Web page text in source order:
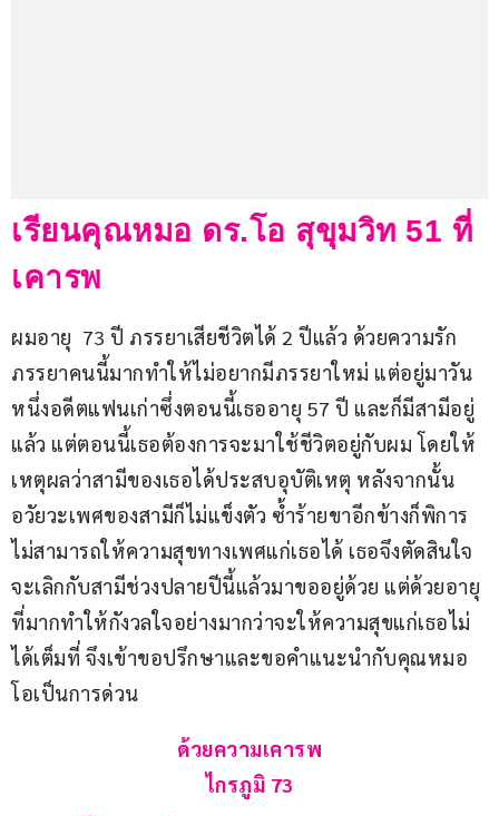
เรียนคุณหมอ ดร.โอ สุขุมวิท 51 ที่
เคารพ
ผมอายุ  73 ปี ภรรยาเสียชีวิตได้ 2 ปีแล้ว ด้วยความรัก
ภรรยาคนนี้มากทำให้ไม่อยากมีภรรยาใหม่ แต่อยู่มาวัน
หนึ่งอดีตแฟนเก่าซึ่งตอนนี้เธออายุ 57 ปี และก็มีสามีอยู่
แล้ว แต่ตอนนี้เธอต้องการจะมาใช้ชีวิตอยู่กับผม โดยให้
เหตุผลว่าสามีของเธอได้ประสบอุบัติเหตุ หลังจากนั้น
อวัยวะเพศของสามีก็ไม่แข็งตัว ซ้ำร้ายขาอีกข้างก็พิการ
ไม่สามารถให้ความสุขทางเพศแก่เธอได้ เธอจึงตัดสินใจ
จะเลิกกับสามีช่วงปลายปีนี้แล้วมาขออยู่ด้วย แต่ด้วยอายุ
ที่มากทำให้กังวลใจอย่างมากว่าจะให้ความสุขแก่เธอไม่
ได้เต็มที่ จึงเข้าขอปรึกษาและขอคำแนะนำกับคุณหมอ
โอเป็นการด่วน
ด้วยความเคารพ
ไกรภูมิ 73